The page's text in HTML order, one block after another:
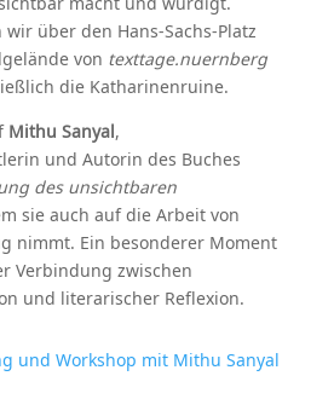
wir über den Hans-Sachs-Platz
von texttage.nuernberg
die Katharinenruine.
Mithu Sanyal,
und Autorin des Buches
des unsichtbaren
sie auch auf die Arbeit von
nimmt. Ein besonderer Moment
Verbindung zwischen
und literarischer Reflexion.
und Workshop mit Mithu Sanyal